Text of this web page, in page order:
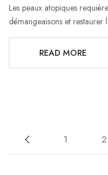
Les peaux atopiques
démangeaisons et restaurer
READ MORE
1 2